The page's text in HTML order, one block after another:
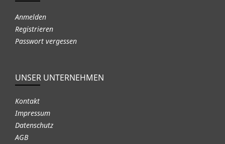
Anmelden
Registrieren
Passwort vergessen
UNSER UNTERNEHMEN
Kontakt
Impressum
Datenschutz
AGB